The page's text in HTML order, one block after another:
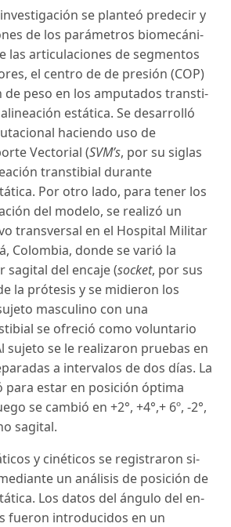
se planteó predecir y
de los parámetros biomecáni­
las articulaciones de segmentos
el centro de de presión (COP)
de peso en los amputados transti­
estática. Se desarrolló
haciendo uso de
Vectorial (SVM’s, por su siglas
transtibial durante
Por otro lado, para tener los
del modelo, se realizó un
transversal en el Hospital Militar
Colombia, donde se varió la
sa­gital del encaje (socket, por sus
la prótesis y se midieron los
masculino con una
se ofreció como voluntario
sujeto se le rea­lizaron pruebas en
a inter­valos de dos días. La
para estar en posición óptima
se cambió en +2°, +4°,+ 6º, -2°,
sagital.
y cinéticos se registraron si­
un análisis de posición de
Los datos del ángulo del en­
fueron introducidos en un